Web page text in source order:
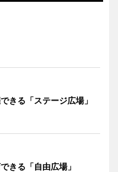
きる「ステージ広場」
きる「自由広場」